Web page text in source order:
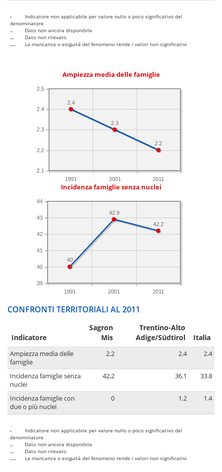
-
Indicatore non applicabile per valore nullo o poco significativo del
denominatore
..
Dato non ancora disponibile
...
Dato non rilevato
....
La mancanza o esiguità del fenomeno rende i valori non significativi
Ampiezza media delle famiglie
1991 2001 2011
2.1
2.2
2.3
2.4
2.5
2.2
2.3
2.4
Incidenza famiglie senza nuclei
1991 2001 2011
39
40
41
42
43
44
42.2
42.9
40
CONFRONTI TERRITORIALI AL 2011
Indicatore
Sagron
Mis
Trentino-Alto
Adige/Südtirol
Italia
Ampiezza media delle
famiglie
2.2 2.4 2.4
Incidenza famiglie senza
nuclei
42.2 36.1 33.8
Incidenza famiglie con
due o più nuclei
0 1.2 1.4
-
Indicatore non applicabile per valore nullo o poco significativo del
denominatore
..
Dato non ancora disponibile
...
Dato non rilevato
....
La mancanza o esiguità del fenomeno rende i valori non significativi